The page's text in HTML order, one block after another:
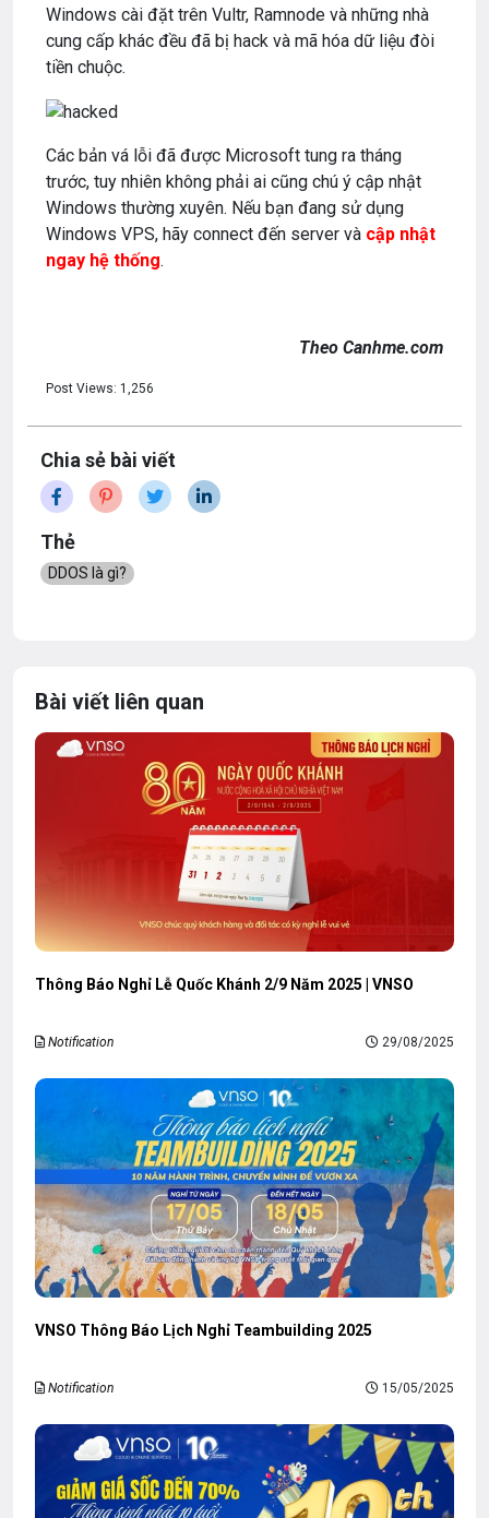
Windows cài đặt trên Vultr, Ramnode và những nhà
cung cấp khác đều đã bị hack và mã hóa dữ liệu đòi
tiền chuộc.
Các bản vá lỗi đã được Microsoft tung ra tháng
trước, tuy nhiên không phải ai cũng chú ý cập nhật
Windows thường xuyên. Nếu bạn đang sử dụng
Windows VPS, hãy connect đến server và cập nhật
ngay hệ thống.
Theo Canhme.com
Post Views: 1,256
Chia sẻ bài viết
Thẻ
DDOS là gì?
Bài viết liên quan
Thông Báo Nghỉ Lễ Quốc Khánh 2/9 Năm 2025 | VNSO
Notification 29/08/2025
VNSO Thông Báo Lịch Nghỉ Teambuilding 2025
Notification 15/05/2025